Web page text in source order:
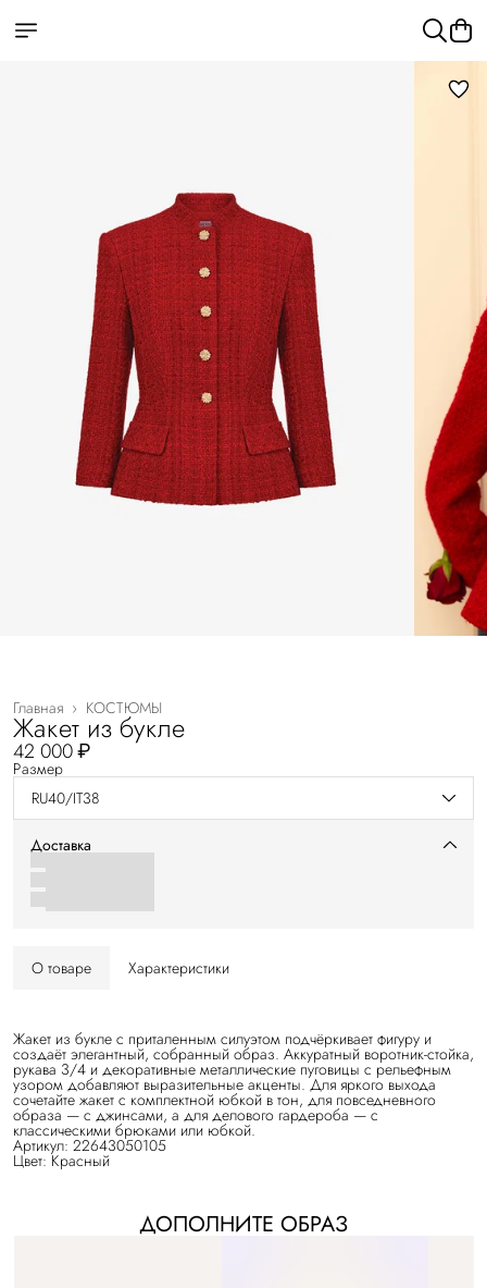
КОСТЮМЫ
Главная ›
Жакет из букле
42 000 ₽
Размер
RU40/IT38
Доставка
О товаре Характеристики
Жакет из букле с приталенным силуэтом подчёркивает фигуру и
создаёт элегантный, собранный образ. Аккуратный воротник-стойка,
рукава 3/4 и декоративные металлические пуговицы с рельефным
узором добавляют выразительные акценты. Для яркого выхода
сочетайте жакет с комплектной юбкой в тон, для повседневного
образа — с джинсами, а для делового гардероба — с
классическими брюками или юбкой.
Артикул: 22643050105
Цвет: Красный
ДОПОЛНИТЕ ОБРАЗ